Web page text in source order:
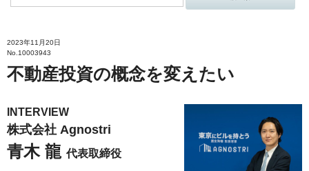
2023年11月20日
No.10003943
不動産投資の概念を変えたい
INTERVIEW
株式会社 Agnostri
青木 龍 代表取締役